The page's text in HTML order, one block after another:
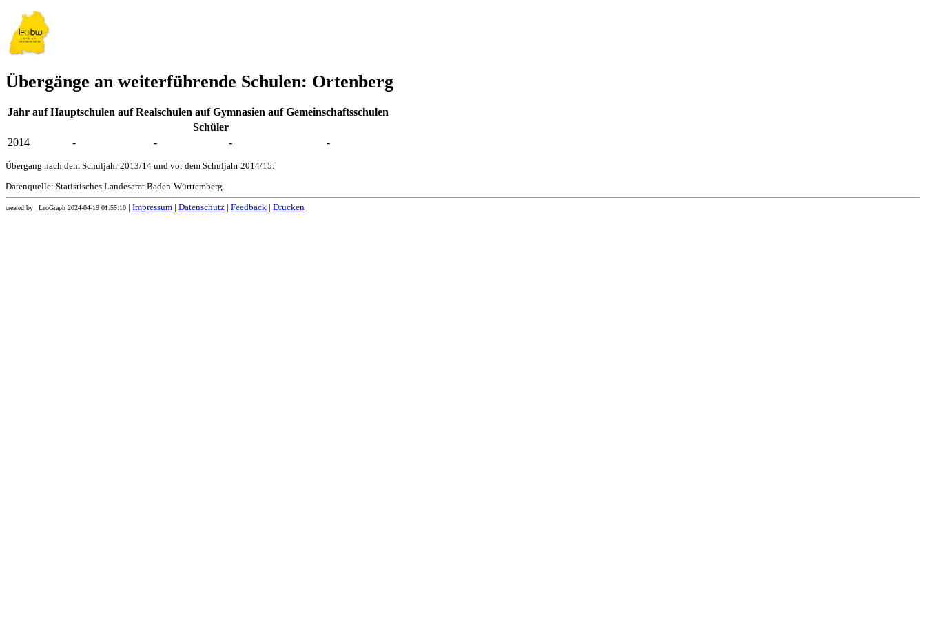
Übergänge an weiterführende Schulen: Ortenberg
Jahr auf Hauptschulen auf Realschulen auf Gymnasien auf Gemeinschaftsschulen
Schüler
2014
- - - -
Übergang nach dem Schuljahr 2013/14 und vor dem Schuljahr 2014/15.
Datenquelle: Statistisches Landesamt Baden-Württemberg.
created by _LeoGraph 2024-04-19 01:55:10 Impressum Datenschutz Feedback Drucken